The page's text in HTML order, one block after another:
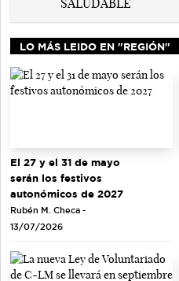
LO MÁS LEIDO EN "REGIÓN"
El 27 y el 31 de mayo
serán los festivos
autonómicos de 2027
Rubén M. Checa -
13/07/2026